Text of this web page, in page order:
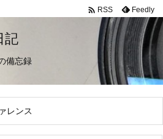
 RSS Feedly
記
備忘録
レンス